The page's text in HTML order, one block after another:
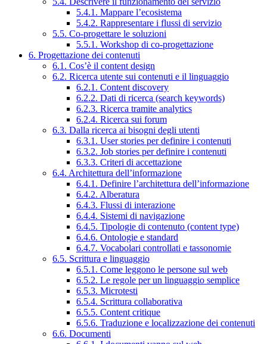
5.4.1. Mappare l’ecosistema
5.4.2. Rappresentare i flussi di servizio
5.5. Co-progettare le soluzioni
5.5.1. Workshop di co-progettazione
6. Progettazione dei contenuti
6.1. Cos’è il content design
6.2. Ricerca utente sui contenuti e il linguaggio
6.2.1. Content discovery
6.2.2. Dati di ricerca (search keywords)
6.2.3. Ricerca tramite analytics
6.2.4. Ricerca sui forum
6.3. Dalla ricerca ai bisogni degli utenti
6.3.1. User stories per definire i contenuti
6.3.2. Job stories per definire i contenuti
6.3.3. Criteri di accettazione
6.4. Architettura dell’informazione
6.4.1. Definire l’architettura dell’informazione
6.4.2. Alberatura
6.4.3. Flussi di interazione
6.4.4. Sistemi di navigazione
6.4.5. Tipologie di contenuto (content type)
6.4.6. Ontologie e standard
6.4.7. Vocabolari controllati e tassonomie
6.5. Scrittura e linguaggio
6.5.1. Come leggono le persone sul web
6.5.2. Le regole per un linguaggio semplice
6.5.3. Microtesti
6.5.4. Scrittura collaborativa
6.5.5. Content critique
6.5.6. Traduzione e localizzazione dei contenuti
6.6. Documenti